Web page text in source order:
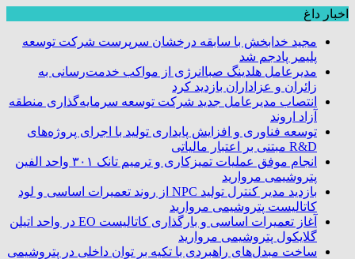
اخبار داغ
مجید خدابخش با سابقه درخشان سرپرست شرکت توسعه
پلیمر پادجم شد
مدیرعامل هلدینگ صباانرژی از مواکب خدمت‌رسانی به
زائران و عزاداران بازدید کرد
انتصاب مدیرعامل جدید شرکت توسعه سرمایه‌گذاری منطقه
آزاد اروند
توسعه فناوری و افزایش پایداری تولید با اجرای پروژه‌های
R&D مبتنی بر اعتبار مالیاتی
انجام موفق عملیات تمیزکاری و ترمیم تانک ۳۰۱ واحد الفین
پتروشیمی مروارید
بازدید مدیر کنترل تولید NPC از روند تعمیرات اساسی و لود
کاتالیست پتروشیمی مروارید
آغاز تعمیرات اساسی و بارگذاری کاتالیست EO در واحد اتیلن
گلایکول پتروشیمی مروارید
ساخت مبدل‌های راهبردی با تکیه بر توان داخلی در پتروشیمی